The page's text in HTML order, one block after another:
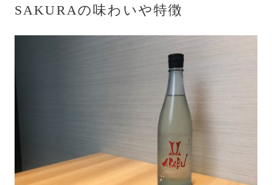
SAKURAの味わいや特徴